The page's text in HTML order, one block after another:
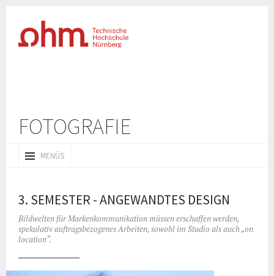
FOTOGRAFIE
MENÜS
INHALT
3. SEMESTER - ANGEWANDTES DESIGN
Bildwelten für Markenkommunikation müssen erschaffen werden,
spekulativ auftragsbezogenes Arbeiten, sowohl im Studio als auch „on
location“.